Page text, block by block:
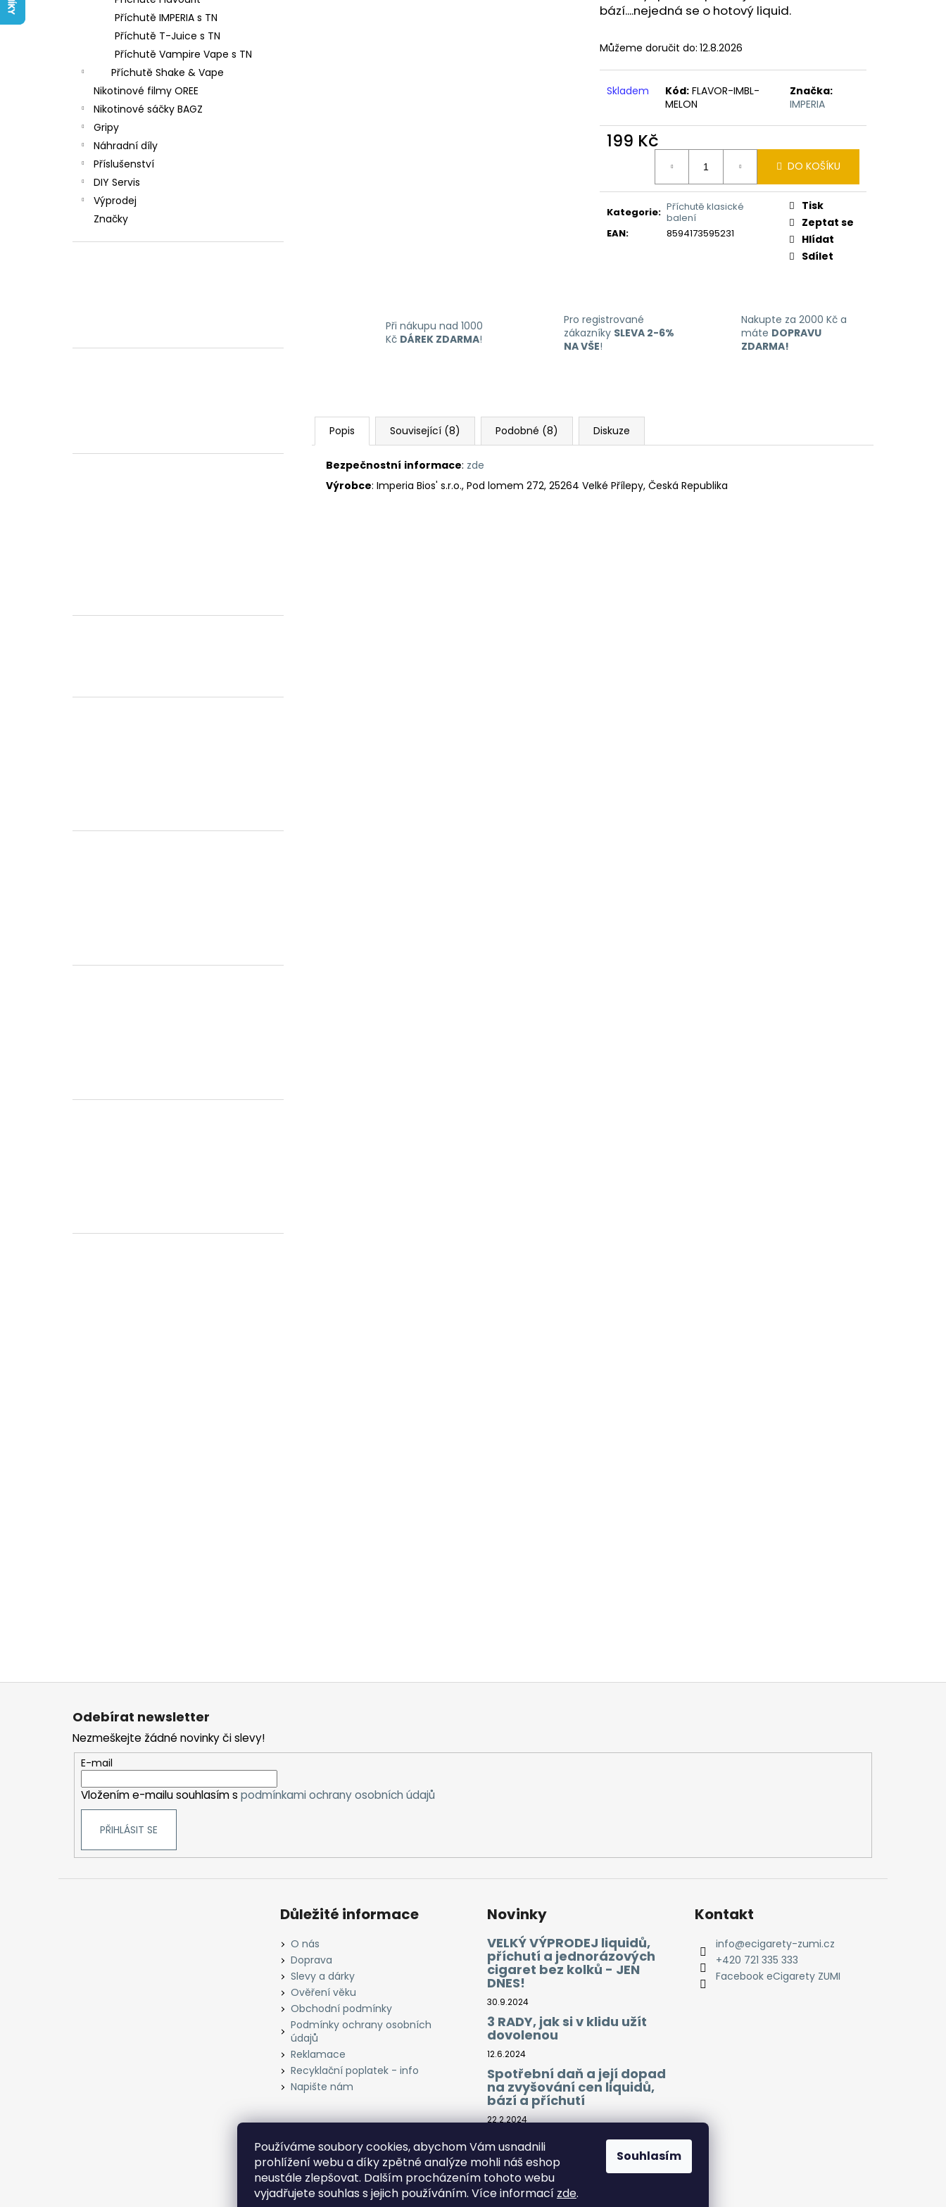
Používáme soubory cookies, abychom Vám usnadnili
prohlížení webu a díky zpětné analýze mohli náš eshop
neustále zlepšovat. Dalším procházením tohoto webu
vyjadřujete souhlas s jejich používáním. Více informací zde.
Souhlasím
Příchutě IMPERIA s TN
Příchutě T-Juice s TN
Příchutě Vampire Vape s TN
Příchutě Shake & Vape
Nikotinové filmy OREE
Nikotinové sáčky BAGZ
Gripy
Náhradní díly
Příslušenství
DIY Servis
Výprodej
Značky
bází....nejedná se o hotový liquid.
Můžeme doručit do: 12.8.2026
Skladem Kód: FLAVOR-IMBL-
MELON
Značka:
IMPERIA
199 Kč
DO KOŠÍKU
Kategorie: Příchutě klasické
balení
EAN: 8594173595231
Tisk
Zeptat se
Hlídat
Sdílet
Při nákupu nad 1000
Kč DÁREK ZDARMA!
Pro registrované
zákazníky SLEVA 2-6%
NA VŠE!
Nakupte za 2000 Kč a
máte DOPRAVU
ZDARMA!
Popis Související (8) Podobné (8) Diskuze
Bezpečnostní informace: zde
Výrobce: Imperia Bios' s.r.o., Pod lomem 272, 25264 Velké Přílepy, Česká Republika
LIQUID ARAMAX 4PACK CIGAR
TOBACCO 4X10ML-18MG
558 Kč
LIQUID LIQUA AMERICAN BLEND 10ML-
6MG (AMERICKÝ MÍCHANÝ TABÁK)
Odebírat newsletter
Nezmeškejte žádné novinky či slevy!
E-mail
Vložením e-mailu souhlasím s podmínkami ochrany osobních údajů
PŘIHLÁSIT SE
Důležité informace
O nás
Doprava
Slevy a dárky
Ověření věku
Obchodní podmínky
Podmínky ochrany osobních
údajů
Reklamace
Recyklační poplatek - info
Napište nám
Novinky
VELKÝ VÝPRODEJ liquidů,
příchutí a jednorázových
cigaret bez kolků - JEN
DNES!
30.9.2024
3 RADY, jak si v klidu užít
dovolenou
12.6.2024
Spotřební daň a její dopad
na zvyšování cen liquidů,
bází a příchutí
22.2.2024
Kontakt
info@ecigarety-zumi.cz
+420 721 335 333
Facebook eCigarety ZUMI